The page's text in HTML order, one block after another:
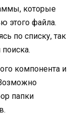
которые
этого файла.
по списку, так
компонента и
папки